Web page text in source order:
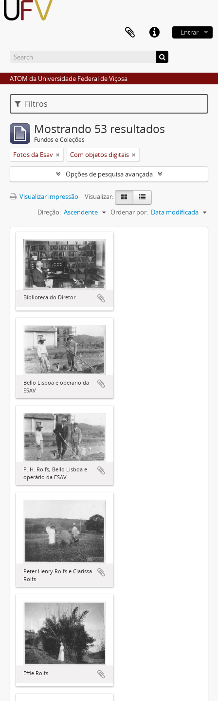
Entrar
ATOM da Universidade Federal de Viçosa
Filtros
Mostrando 53 resultados
Fundos e Coleções
Fotos da Esav Com objetos digitais
Opções de pesquisa avançada
Visualizar impressão
Visualizar:
Ordenar por: Data modificada
Direção: Ascendente
Biblioteca do Diretor
Bello Lisboa e operário da
ESAV
P. H. Rolfs, Bello Lisboa e
operário da ESAV
Peter Henry Rolfs e Clarissa
Rolfs
Effie Rolfs